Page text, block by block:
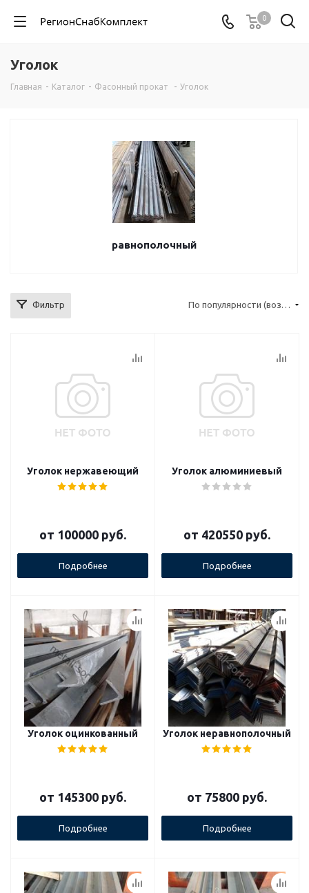
0
Уголок
Главная - Каталог - Фасонный прокат - Уголок
равнополочный
Фильтр По популярности (возрастание)
Уголок нержавеющий
от 100000 руб.
Подробнее
Уголок алюминиевый
от 420550 руб.
Подробнее
Уголок оцинкованный
от 145300 руб.
Подробнее
Уголок неравнополочный
от 75800 руб.
Подробнее